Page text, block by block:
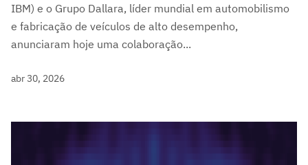
IBM) e o Grupo Dallara, líder mundial em automobilismo
e fabricação de veículos de alto desempenho,
anunciaram hoje uma colaboração...
abr 30, 2026